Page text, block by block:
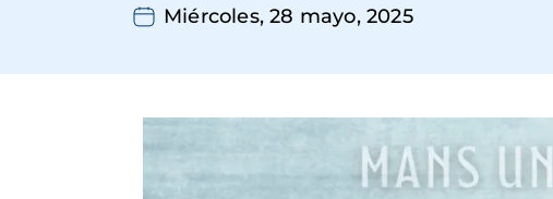
Miércoles, 28 mayo, 2025